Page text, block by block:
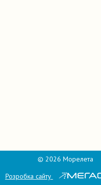
© 2026 Морелета
Розробка сайту